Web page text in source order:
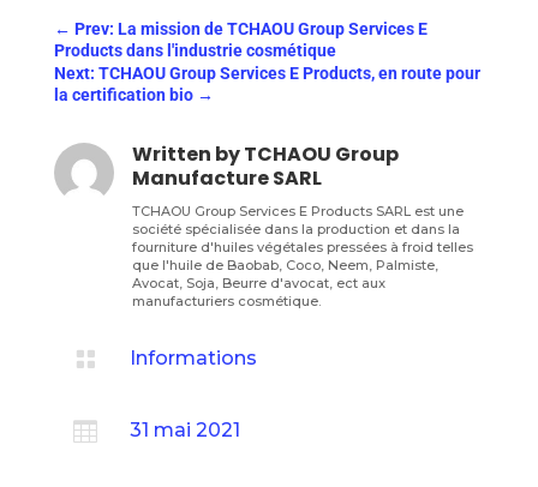
← Prev: La mission de TCHAOU Group Services E
Products dans l'industrie cosmétique
Next: TCHAOU Group Services E Products, en route pour
la certification bio→
Written byTCHAOU Group
Manufacture SARL
TCHAOU Group Services E Products SARL est une
société spécialisée dans la production et dans la
fourniture d'huiles végétales pressées à froid telles
que l'huile de Baobab, Coco, Neem, Palmiste,
Avocat, Soja, Beurre d'avocat, ect aux
manufacturiers cosmétique.
 Informations
 31 mai 2021